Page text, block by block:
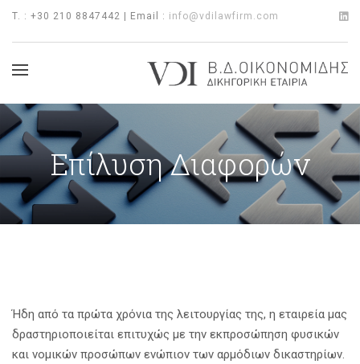
T. : +30 210 8847442 | Email : info@vdilawfirm.com
Επίλυση Διαφορών
Ήδη από τα πρώτα χρόνια της λειτουργίας της, η εταιρεία μας
δραστηριοποιείται επιτυχώς με την εκπροσώπηση φυσικών
και νομικών προσώπων ενώπιον των αρμόδιων δικαστηρίων.